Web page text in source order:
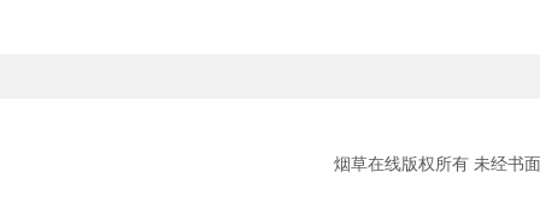
烟草在线版权所有 未经书